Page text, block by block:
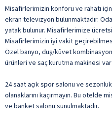
Misafirlerimizin konforu ve rahatı
ekran televizyon bulunmaktadır.
yatak bulunur. Misafirlerimize
Misafirlerimizin iyi vakit
Özel banyo, duş/küvet
ürünleri ve saç kurutma makinesi
24 saat açık spor salonu ve
olanaklarını kaçırmayın. Bu
ve banket salonu sunulmaktadır.